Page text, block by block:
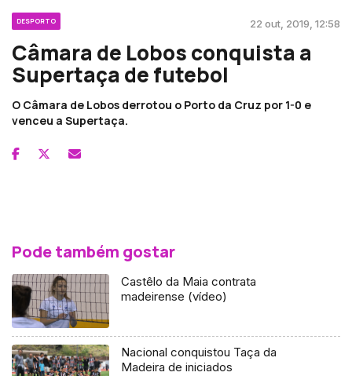
DESPORTO 22 out, 2019, 12:58
Câmara de Lobos conquista a
Supertaça de futebol
O Câmara de Lobos derrotou o Porto da Cruz por 1-0 e
venceu a Supertaça.
Pode também gostar
Castêlo da Maia contrata
madeirense (vídeo)
Nacional conquistou Taça da
Madeira de iniciados